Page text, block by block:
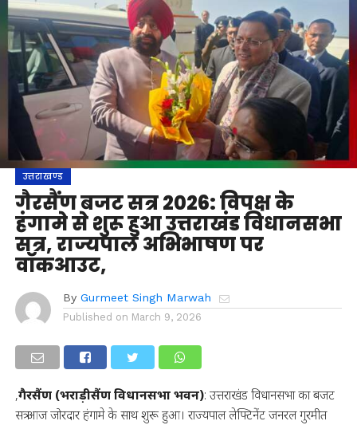
उत्तराखण्ड
गैरसैंण बजट सत्र 2026: विपक्ष के
हंगामे से शुरू हुआ उत्तराखंड विधानसभा
सत्र, राज्यपाल अभिभाषण पर
वॉकआउट,
By Gurmeet Singh Marwah
Published on March 9, 2026
,गैरसैंण (भराड़ीसैंण विधानसभा भवन): उत्तराखंड विधानसभा का बजट
सत्र आज जोरदार हंगामे के साथ शुरू हुआ। राज्यपाल लेफ्टिनेंट जनरल गुरमीत